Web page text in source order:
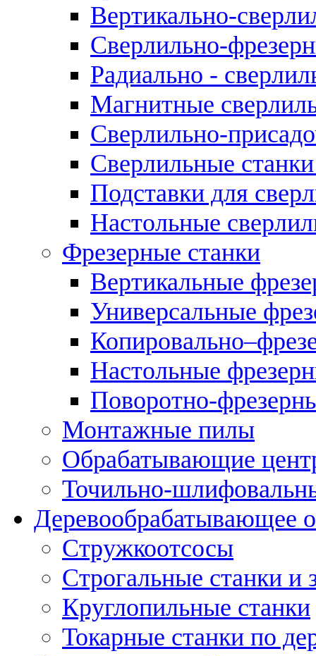
Вертикально-
Сверлильно-
Радиально -
Магнитные
Сверлильно-
Сверлильные
Подставки для
Настольные
Фрезерные станки
Вертикальные
Универсальные
Настольные
Поворотно-
Монтажные пилы
Обрабатывающие
Точильно-
Деревообрабатывающее
Стружкоотсосы
Строгальные станки и
Круглопильные станки
Токарные станки по